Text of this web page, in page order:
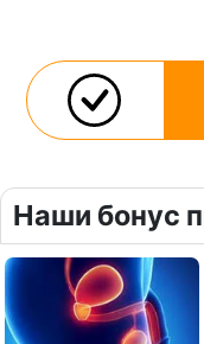
Наши бонус